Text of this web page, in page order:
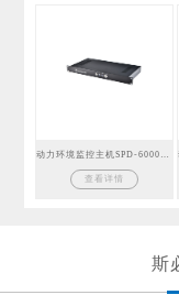
查看详情
斯